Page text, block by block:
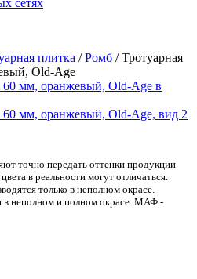
сетях
плитка /Ромб /Тротуарная
Old-Age
точно передать оттенки продукции
в реальности могут отличаться.
только в неполном окрасе.
в неполном и полном окрасе. МАФ -